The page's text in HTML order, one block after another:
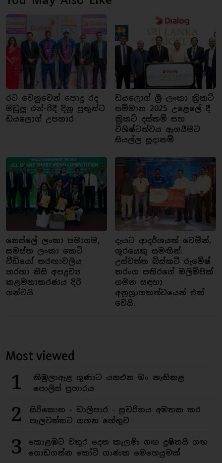
රට වෙනුවෙන් පොදු රද
මඩුලු රන්-රිදී දිනූ පුතුන්ට
ඩයලොග් උපහාර
ඩයලොග් ශ්‍රී ලංකා ක්‍රිකට්
සම්මාන 2025 උළෙලේ දී
ක්‍රිකට් දස්කම් සහ
විශිෂ්ටත්වය ඇගයීමට
සියල්ල සූදානම්
නෙස්ලේ ලංකා සමාගම,
සමස්ත ලංකා කෙටි
වීඩියෝ තරඟාවලිය
හරහා නිසි අපද්‍රව්‍ය
කළමනාකරණය දිරි
ගන්වයි
දැයට ආදර්ශයක් වෙමින්,
ශූරයෙකු සමඟින්:
උස්වත්ත බිස්කට් රුමේෂ්
තරංග පතිරගේ ඔලිම්පික්
ගමන සඳහා
අනුග්‍රාහකත්වයෙන් එක්
වෙයි.
Most viewed
1
කිඹුලාඇළ ගුණාට යනඑන මං නැතිකළ
පොලිස් ප්‍රහාරය
2
සිරිකොත - ඩාලිපාර - සුචරිතය අමතක කර
පැලවත්තට ගහන හේතුව
3
කොළඹට වතුර දෙන කැලණි ගඟ දුෂිතයි ගඟ
ගොඩගන්න කෝටි ගාණක මෙහෙයුමක්